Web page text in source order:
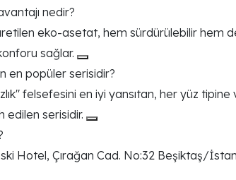
nedir?
eko-asetat, hem sürdürülebilir hem
sağlar.
en popüler serisidir?
felsefesini en iyi yansıtan, her yüz
edilen serisidir.
Hotel, Çırağan Cad. No:32 Beşiktaş/